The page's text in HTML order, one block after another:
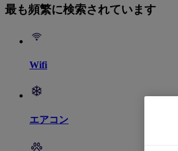
最も頻繁に検索されています
Wifi
エアコン